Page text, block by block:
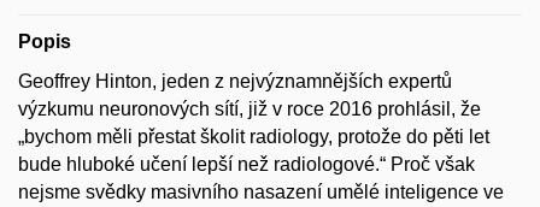
Popis
Geoffrey Hinton, jeden z nejvýznamnějších expertů
výzkumu neuronových sítí, již v roce 2016 prohlásil, že
„bychom měli přestat školit radiology, protože do pěti let
bude hluboké učení lepší než radiologové.“ Proč však
nejsme svědky masivního nasazení umělé inteligence ve